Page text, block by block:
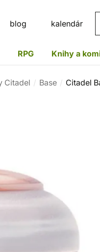
blog kalendár
RPG Knihy a
Citadel Base Citadel